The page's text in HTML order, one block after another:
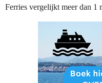
Ferries vergelijkt meer dan 1